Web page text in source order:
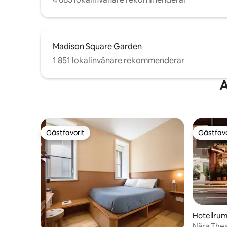
Madison Square Garden
1 851 lokalinvånare rekommenderar
Gästfavorit
Gästfavorit